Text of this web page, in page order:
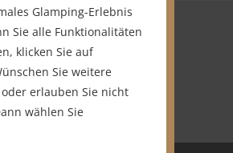
Glamping-Erlebnis
Sie alle Funktionalitäten
klicken Sie auf
Sie weitere
erlauben Sie nicht
wählen Sie